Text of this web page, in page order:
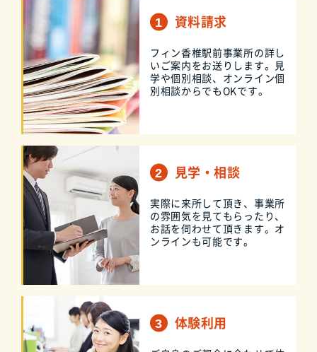
資料請求
フィン香椎駅前事業所の詳し
いご案内をお送りします。見
学や個別相談、オンライン個
別相談からでもOKです。
見学・相談
実際に来所して頂き、事業所
の雰囲気を見てもらったり、
お話を伺わせて頂きます。オ
ンラインも可能です。
体験利用